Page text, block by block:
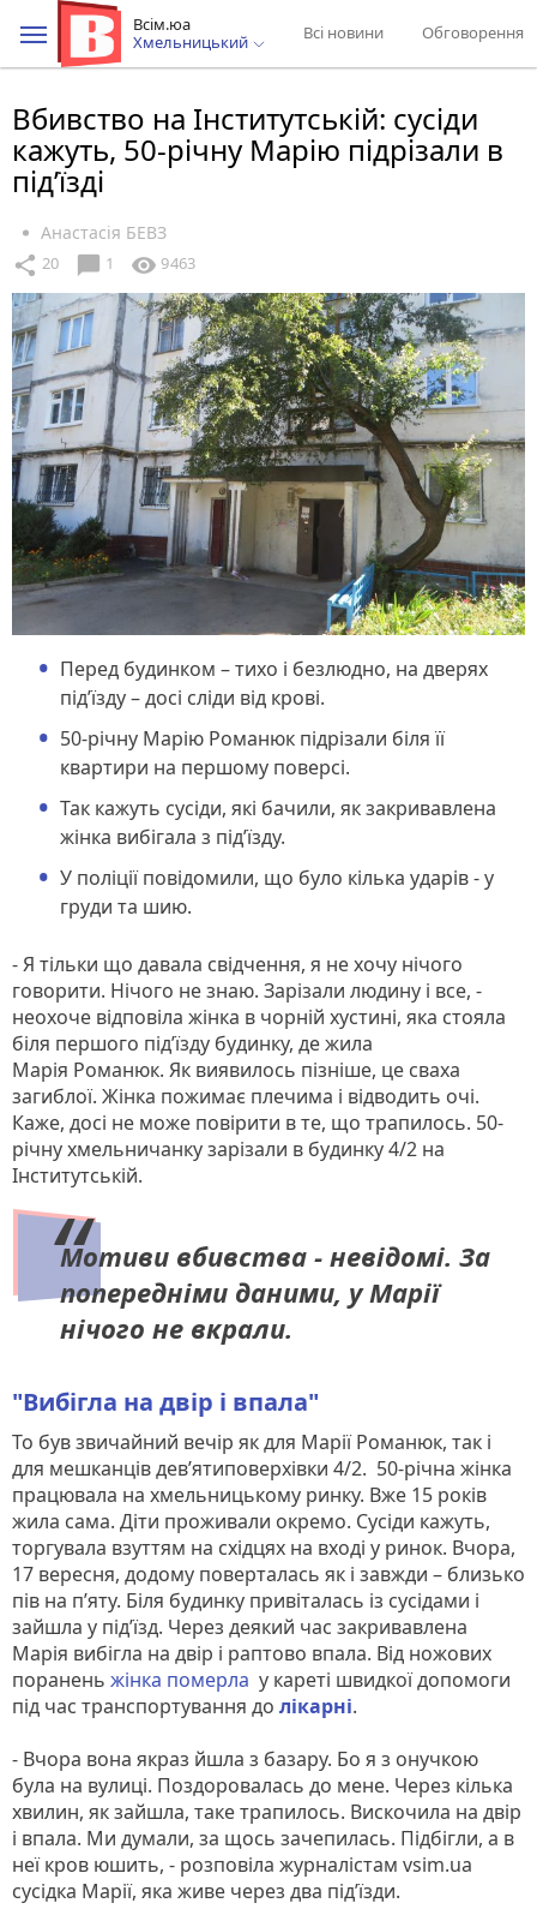
Всім.юа
Хмельницький
Всі новини Обговорення
Вбивство на Інститутській: сусіди
кажуть, 50-річну Марію підрізали в
під’їзді
Анастасія БЕВЗ
share 20 chat_bubble 1 visibility 9463
Перед будинком – тихо і безлюдно, на дверях
під’їзду – досі сліди від крові.
50-річну Марію Романюк підрізали біля її
квартири на першому поверсі.
Так кажуть сусіди, які бачили, як закривавлена
жінка вибігала з під’їзду.
У поліції повідомили, що було кілька ударів - у
груди та шию.
- Я тільки що давала свідчення, я не хочу нічого
говорити. Нічого не знаю. Зарізали людину і все, -
неохоче відповіла жінка в чорній хустині, яка стояла
біля першого під’їзду будинку, де жила
Марія Романюк. Як виявилось пізніше, це сваха
загиблої. Жінка пожимає плечима і відводить очі.
Каже, досі не може повірити в те, що трапилось. 50-
річну хмельничанку зарізали в будинку 4/2 на
Інститутській.
Мотиви вбивства - невідомі. За
попередніми даними, у Марії
нічого не вкрали.
"Вибігла на двір і впала"
То був звичайний вечір як для Марії Романюк, так і
для мешканців дев’ятиповерхівки 4/2. 50-річна жінка
працювала на хмельницькому ринку. Вже 15 років
жила сама. Діти проживали окремо. Сусіди кажуть,
торгувала взуттям на східцях на вході у ринок. Вчора,
17 вересня, додому поверталась як і завжди – близько
пів на п’яту. Біля будинку привіталась із сусідами і
зайшла у під’їзд. Через деякий час закривавлена
Марія вибігла на двір і раптово впала. Від ножових
поранень жінка померла у кареті швидкої допомоги
під час транспортування до лікарні.
- Вчора вона якраз йшла з базару. Бо я з онучкою
була на вулиці. Поздоровалась до мене. Через кілька
хвилин, як зайшла, таке трапилось. Вискочила на двір
і впала. Ми думали, за щось зачепилась. Підбігли, а в
неї кров юшить, - розповіла журналістам vsim.ua
сусідка Марії, яка живе через два під’їзди.